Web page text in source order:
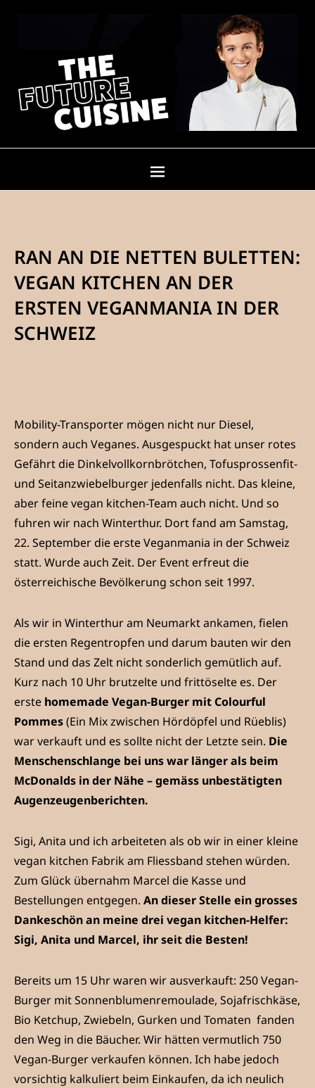
RAN AN DIE NETTEN BULETTEN:
VEGAN KITCHEN AN DER
ERSTEN VEGANMANIA IN DER
SCHWEIZ
Mobility-Transporter mögen nicht nur Diesel,
sondern auch Veganes. Ausgespuckt hat unser rotes
Gefährt die Dinkelvollkornbrötchen, Tofusprossenfit-
und Seitanzwiebelburger jedenfalls nicht. Das kleine,
aber feine vegan kitchen-Team auch nicht. Und so
fuhren wir nach Winterthur. Dort fand am Samstag,
22. September die erste Veganmania in der Schweiz
statt. Wurde auch Zeit. Der Event erfreut die
österreichische Bevölkerung schon seit 1997.
Als wir in Winterthur am Neumarkt ankamen, fielen
die ersten Regentropfen und darum bauten wir den
Stand und das Zelt nicht sonderlich gemütlich auf.
Kurz nach 10 Uhr brutzelte und frittöselte es. Der
erste homemade Vegan-Burger mit Colourful
Pommes(Ein Mix zwischen Hördöpfel und Rüeblis)
war verkauft und es sollte nicht der Letzte sein. Die
Menschenschlange bei uns war länger als beim
McDonalds in der Nähe – gemäss unbestätigten
Augenzeugenberichten.
Sigi, Anita und ich arbeiteten als ob wir in einer kleine
vegan kitchen Fabrik am Fliessband stehen würden.
Zum Glück übernahm Marcel die Kasse und
Bestellungen entgegen. An dieser Stelle ein grosses
Dankeschön an meine drei vegan kitchen-Helfer:
Sigi, Anita und Marcel, ihr seit die Besten!
Bereits um 15 Uhr waren wir ausverkauft: 250 Vegan-
Burger mit Sonnenblumenremoulade, Sojafrischkäse,
Bio Ketchup, Zwiebeln, Gurken und Tomaten fanden
den Weg in die Bäucher. Wir hätten vermutlich 750
Vegan-Burger verkaufen können. Ich habe jedoch
vorsichtig kalkuliert beim Einkaufen, da ich neulich